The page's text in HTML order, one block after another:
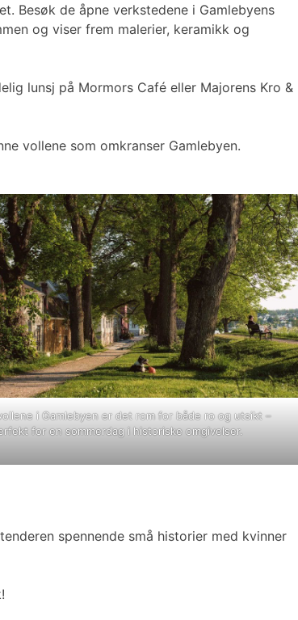
Besøk de åpne verkstedene i Gamlebyens
og viser frem malerier, keramikk og
lunsj på Mormors Café eller Majorens Kro &
vollene som omkranser Gamlebyen.
i Gamlebyen er det rom for både ro og utsikt –
for en sommerdag i historiske omgivelser.
spennende små historier med kvinner